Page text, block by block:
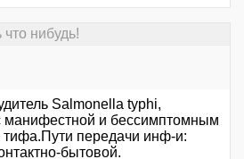
что нибудь!
Salmonella typhi,
манифестной и бессимптомным
передачи инф-и:
бытовой.